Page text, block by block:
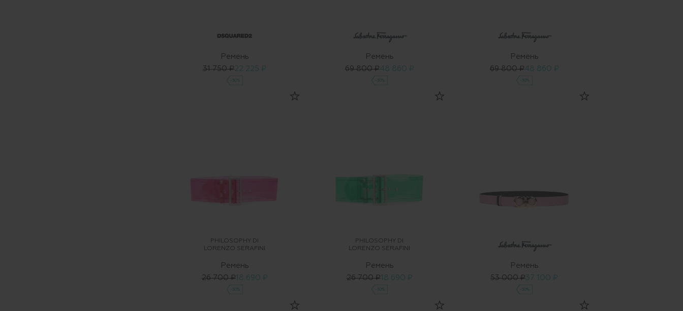
Ремень
31 750 ₽22 225 ₽
-30%
Ремень
69 800 ₽48 860 ₽
-30%
Ремень
69 800 ₽48 860 ₽
-30%
PHILOSOPHY DI
LORENZO SERAFINI
Ремень
26 700 ₽18 690 ₽
-30%
PHILOSOPHY DI
LORENZO SERAFINI
Ремень
26 700 ₽18 690 ₽
-30%
Ремень
53 000 ₽37 100 ₽
-30%